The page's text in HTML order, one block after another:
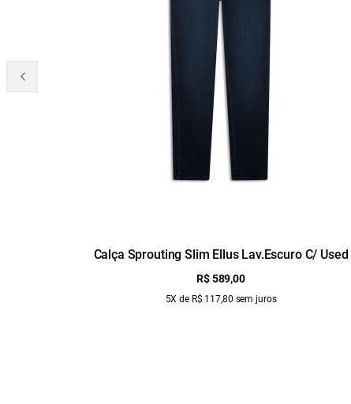
Calça Sprouting Slim Ellus Lav.Escuro C/ Used
R$ 589,00
5X de R$ 117,80 sem juros